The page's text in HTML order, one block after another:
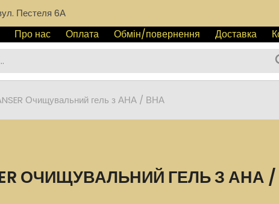
Пестеля 6А
Про нас Оплата Обмін/повернення Доставка
Очищувальний гель з АНА / ВНА
ОЧИЩУВАЛЬНИЙ ГЕЛЬ З АНА